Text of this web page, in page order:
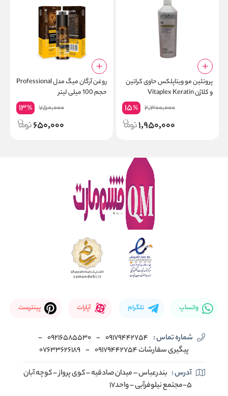
پروتئین مو ویتاپلکس حاوی کراتین
و کلاژن Vitaplex Keratin
2,300,000
15%
1,950,000
روغن آرگان میگ مدل Professional
حجم 100 میلی لیتر
750,000
13%
650,000
واتساپ تلگرام آپارات پینترست
شماره تماس : 09179442754
-
09216585530
-
پیگیری سفارشات 09179442754
-
07633626189
آدرس : بندرعباس – میدان صادقیه – کوی پرواز – کوچه آبان
5-مجتمع نیلوفرآبی – واحد17